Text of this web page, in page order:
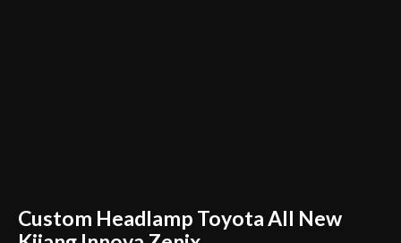
Custom Headlamp Toyota All New